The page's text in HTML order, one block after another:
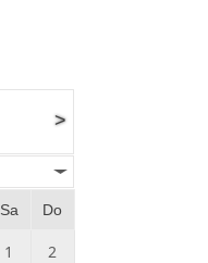
>
Sa Do
1 2